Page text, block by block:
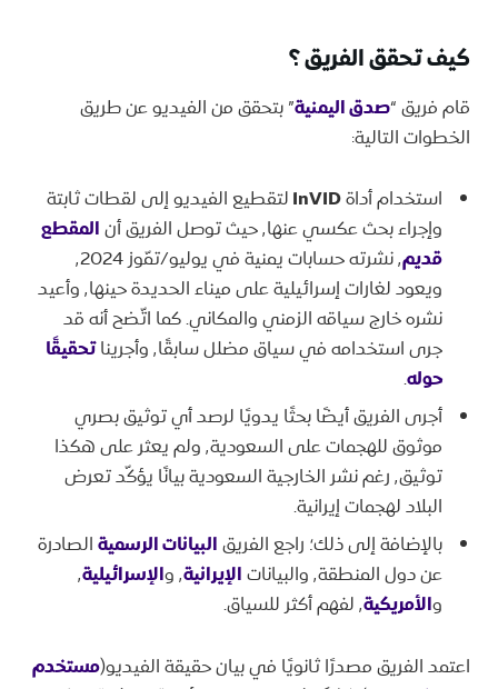
كيف تحقق الفريق ؟
قام فريق “صدق اليمنية” بتحقق من الفيديو عن طريق
الخطوات التالية:
استخدام أداةInVIDلتقطيع الفيديو إلى لقطات ثابتة
وإجراء بحث عكسي عنها٬ حيث توصل الفريق أن
المقطع
قديم
٬ نشرته حسابات يمنية في يوليو/تمّوز ٬2024
ويعود لغارات إسرائيلية على ميناء الحديدة حينها٬ وأعيد
نشره خارج سياقه الزمني والمكاني. كما اتّضح أنه قد
جرى استخدامه في سياق مضلل سابقًا٬ وأجرينا
تحقيقًا
حوله.
أجرى الفريق أيضًا بحثًا يدويًا لرصد أي توثيق بصري
موثوق للهجمات على السعودية٬ ولم يعثر على هكذا
توثيق٬ رغم نشر الخارجية السعودية بيانًا يؤكّد تعرض
البلاد لهجمات إيرانية.
بالإضافة إلى ذلك؛ راجع الفريقالبيانات الرسميةالصادرة
عن دول المنطقة٬ والبيانات
الإيرانية٬ و الإسرائيلية٬
والأمريكية٬ لفهم أكثر للسياق.
اعتمد الفريق مصدرًا ثانويًا في بيان حقيقة الفيديو(مستخدم